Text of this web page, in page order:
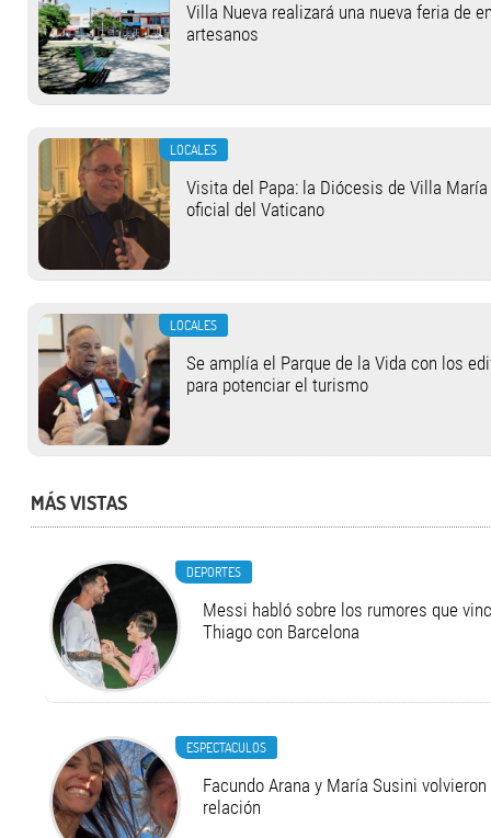
Villa Nueva realizará una nueva feria de
artesanos
LOCALES
Visita del Papa: la Diócesis de Villa
oficial del Vaticano
LOCALES
Se amplía el Parque de la Vida con los
para potenciar el turismo
MÁS VISTAS
DEPORTES
Messi habló sobre los rumores que
Thiago con Barcelona
ESPECTACULOS
Facundo Arana y María Susini
relación